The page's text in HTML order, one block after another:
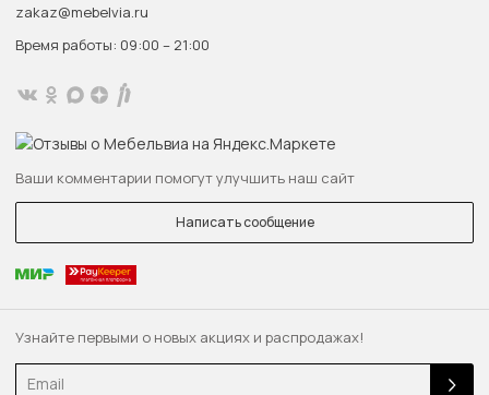
Узнайте первыми о новых акциях и распродажах!
zakaz@mebelvia.ru
Время работы: 09:00 – 21:00
Ваши комментарии помогут улучшить наш сайт
Написать сообщение